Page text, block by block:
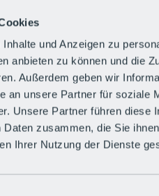
und Anzeigen zu
anbieten zu können und die
Außerdem geben wir
an unsere Partner für soziale
Unsere Partner führen diese
zusammen, die Sie
Ihrer Nutzung der Dienste
werden
Rules
Partnerschaften
in der BRS
Bikepark & Tickets